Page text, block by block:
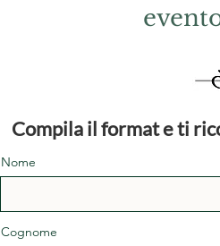
Compila il format e ti
Nome
Cognome